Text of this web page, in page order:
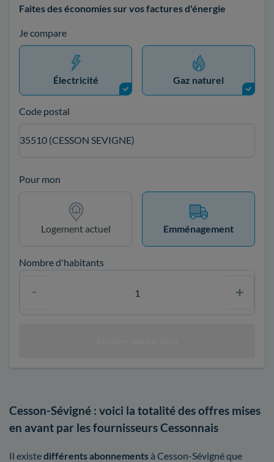
Faites des économies sur vos factures d'énergie
Je compare
Électricité Gaz naturel
Code postal
35510 (CESSON SEVIGNE)
Pour mon
Logement actuel Emménagement
Nombre d'habitants
Cesson-Sévigné : voici la totalité des offres mises
en avant par les fournisseurs Cessonnais
Il existedifférents abonnementsà Cesson-Sévigné que